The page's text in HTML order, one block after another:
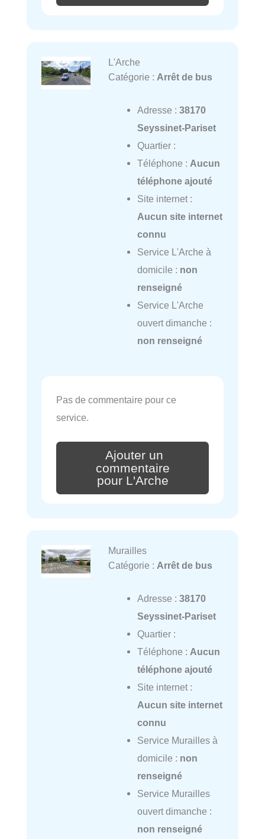
L'Arche
Catégorie : Arrêt de bus
Adresse : 38170
Seyssinet-Pariset
Quartier :
Téléphone : Aucun
téléphone ajouté
Site internet :
Aucun site internet
connu
Service L'Arche à
domicile : non
renseigné
Service L'Arche
ouvert dimanche :
non renseigné
Pas de commentaire pour ce
service.
Ajouter un
commentaire
pour L'Arche
Murailles
Catégorie : Arrêt de bus
Adresse : 38170
Seyssinet-Pariset
Quartier :
Téléphone : Aucun
téléphone ajouté
Site internet :
Aucun site internet
connu
Service Murailles à
domicile : non
renseigné
Service Murailles
ouvert dimanche :
non renseigné